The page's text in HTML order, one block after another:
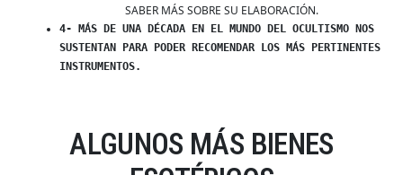
SABER MÁS SOBRE SU ELABORACIÓN.
4- MÁS DE UNA DÉCADA EN EL MUNDO DEL OCULTISMO NOS
SUSTENTAN PARA PODER RECOMENDAR LOS MÁS PERTINENTES
INSTRUMENTOS.
ALGUNOS MÁS BIENES